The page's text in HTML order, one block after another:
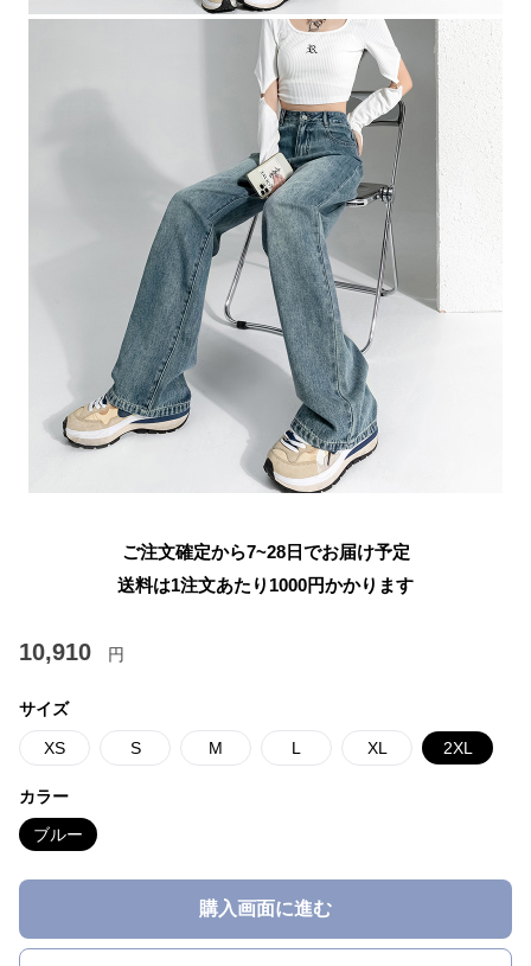
ご注文確定から7~28日でお届け予定
送料は1注文あたり 1000円かかります
10,910 円
サイズ
XS S M L XL 2XL
カラー
ブルー
購入画面に進む